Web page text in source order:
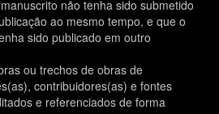
não tenha sido submetido
ao mesmo tempo, e que o
sido publicado em outro
ou trechos de obras de
contribuidores(as) e fontes
e referenciados de forma